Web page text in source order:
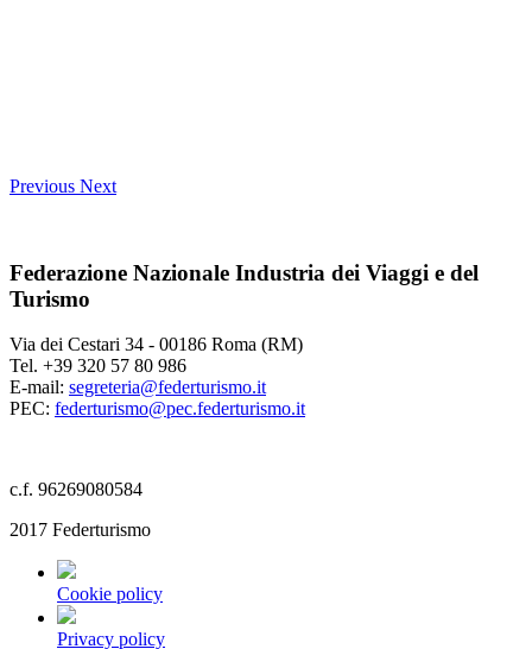
Previous Next
Federazione Nazionale Industria dei Viaggi e del
Turismo
Via dei Cestari 34 - 00186 Roma (RM)
Tel. +39 320 57 80 986
E-mail: segreteria@federturismo.it
PEC: federturismo@pec.federturismo.it
c.f. 96269080584
2017 Federturismo
Cookie policy
Privacy policy